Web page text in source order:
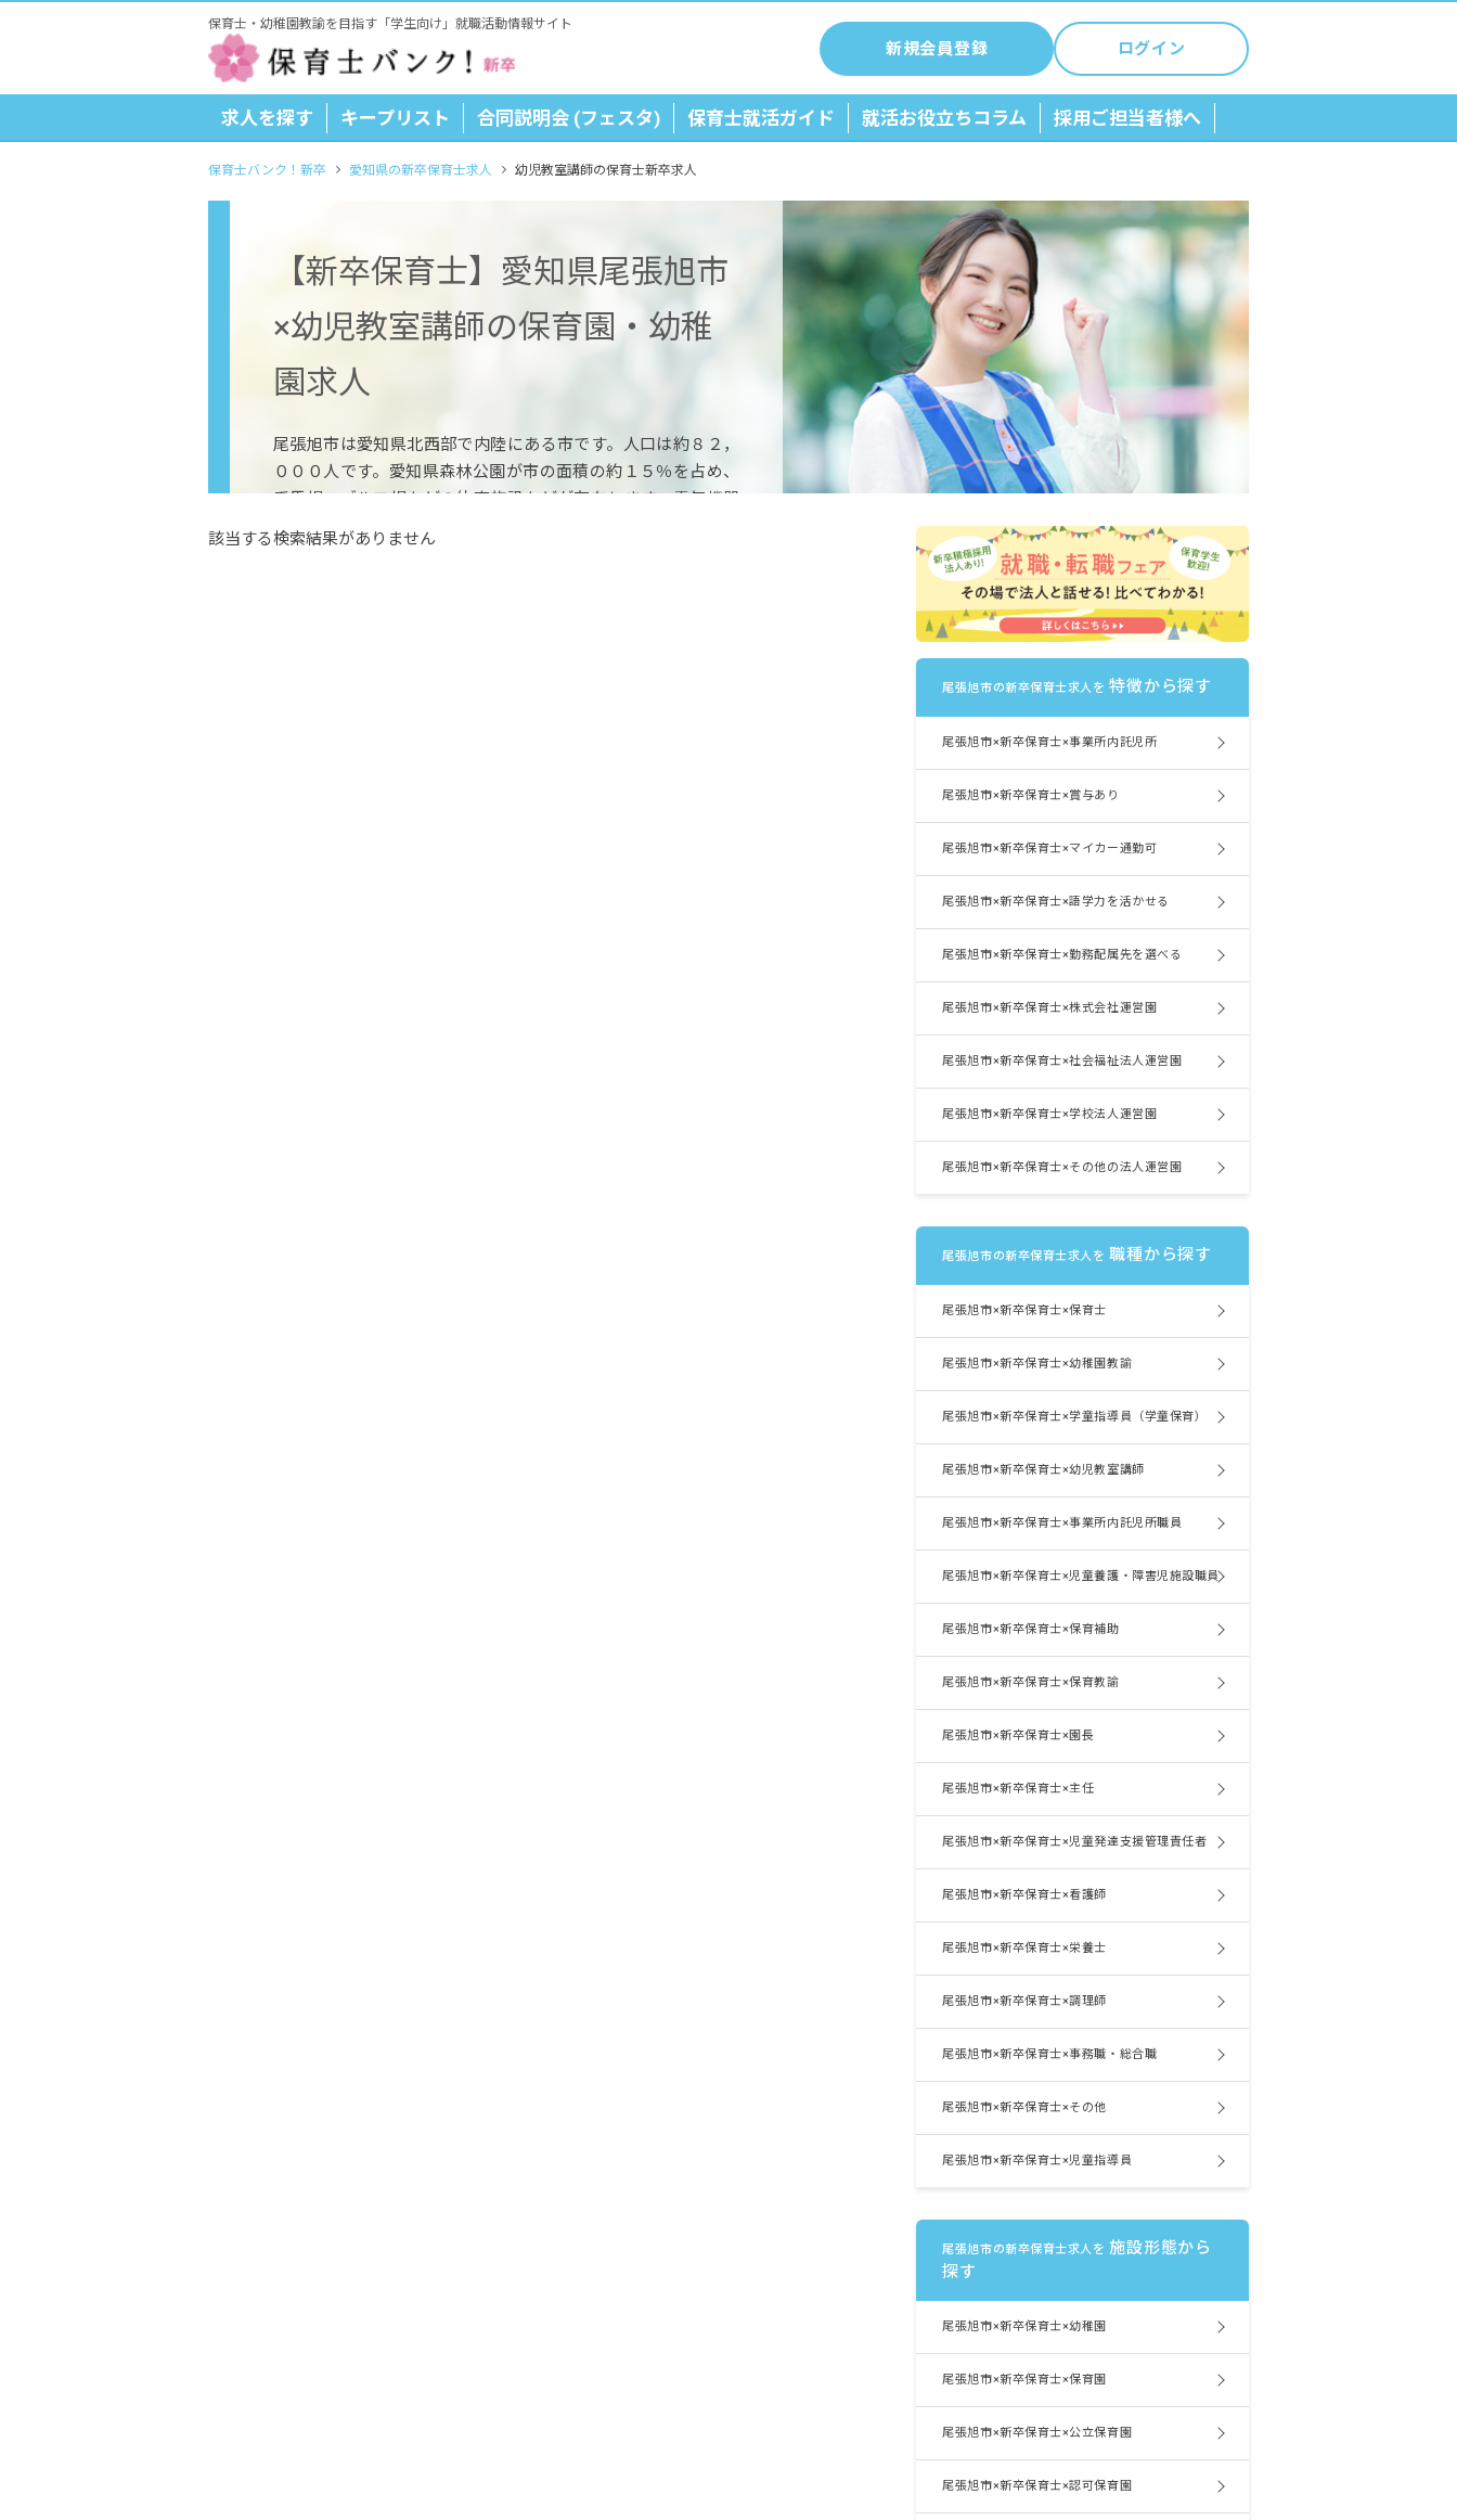
保育士・幼稚園教諭を目指す「学生向け」就職活動情報サイト
新規会員登録 ログイン
求人を探す キープリスト 合同説明会 (フェスタ) 保育士就活ガイド 就活お役立ちコラム 採用ご担当者様へ
保育士バンク！新卒 愛知県の新卒保育士求人 幼児教室講師の保育士新卒求人
【新卒保育士】愛知県尾張旭市
×幼児教室講師の保育園・幼稚
園求人
尾張旭市は愛知県北西部で内陸にある市です。人口は約８２，
０００人です。愛知県森林公園が市の面積の約１５％を占め、
乗馬場・ゴルフ場などの体育施設などが存在します。電気機器
産業、自動車部品産業、陶磁器産業など幅広い分野の会社があ
該当する検索結果がありません
尾張旭市の新卒保育士求人を 特徴から探す
尾張旭市×新卒保育士×事業所内託児所
尾張旭市×新卒保育士×賞与あり
尾張旭市×新卒保育士×マイカー通勤可
尾張旭市×新卒保育士×語学力を活かせる
尾張旭市×新卒保育士×勤務配属先を選べる
尾張旭市×新卒保育士×株式会社運営園
尾張旭市×新卒保育士×社会福祉法人運営園
尾張旭市×新卒保育士×学校法人運営園
尾張旭市×新卒保育士×その他の法人運営園
尾張旭市の新卒保育士求人を 職種から探す
尾張旭市×新卒保育士×保育士
尾張旭市×新卒保育士×幼稚園教諭
尾張旭市×新卒保育士×学童指導員（学童保育）
尾張旭市×新卒保育士×幼児教室講師
尾張旭市×新卒保育士×事業所内託児所職員
尾張旭市×新卒保育士×児童養護・障害児施設職員
尾張旭市×新卒保育士×保育補助
尾張旭市×新卒保育士×保育教諭
尾張旭市×新卒保育士×園長
尾張旭市×新卒保育士×主任
尾張旭市×新卒保育士×児童発達支援管理責任者
尾張旭市×新卒保育士×看護師
尾張旭市×新卒保育士×栄養士
尾張旭市×新卒保育士×調理師
尾張旭市×新卒保育士×事務職・総合職
尾張旭市×新卒保育士×その他
尾張旭市×新卒保育士×児童指導員
尾張旭市の新卒保育士求人を 施設形態から
探す
尾張旭市×新卒保育士×幼稚園
尾張旭市×新卒保育士×保育園
尾張旭市×新卒保育士×公立保育園
尾張旭市×新卒保育士×認可保育園